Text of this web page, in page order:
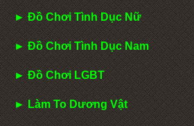
► Đồ Chơi Tình Dục Nữ
► Đồ Chơi Tình Dục Nam
► Đồ Chơi LGBT
► Làm To Dương Vật